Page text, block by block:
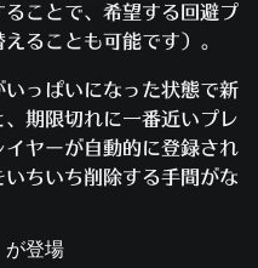
ことで、希望する回避プ
えることも可能です）。
っぱいになった状態で新
期限切れに一番近いプレ
ヤーが自動的に登録され
ちいち削除する手間がな
が登場